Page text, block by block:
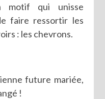
motif qui unisse
faire ressortir les
: les chevrons.
future mariée,
!